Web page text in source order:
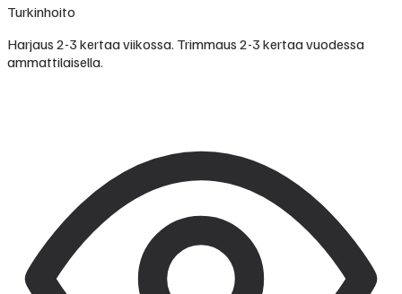
Turkinhoito
Harjaus 2-3 kertaa viikossa. Trimmaus 2-3 kertaa vuodessa
ammattilaisella.